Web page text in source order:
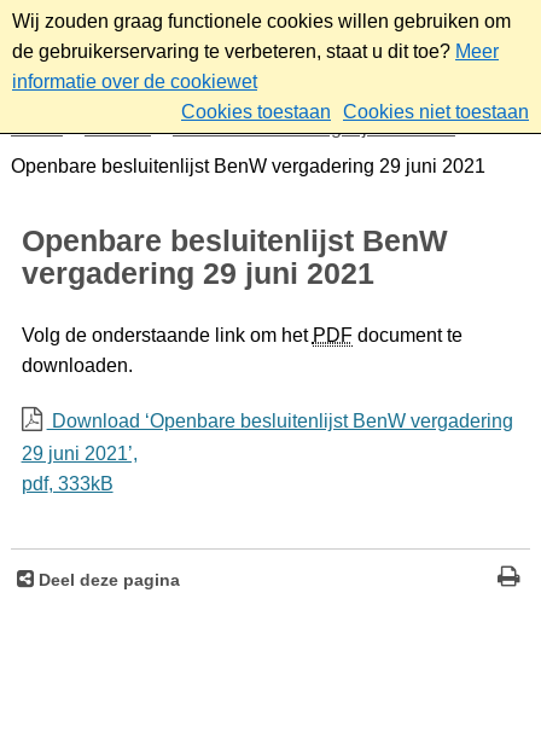
Wij zouden graag functionele cookies willen gebruiken om
de gebruikerservaring te verbeteren, staat u dit toe? Meer
informatie over de cookiewet
Cookies toestaan
Cookies niet toestaan
Gemeenteraad/Dagelijks bestuur
Openbare besluitenlijst BenW vergadering 29 juni 2021
Openbare besluitenlijst BenW
vergadering 29 juni 2021
Volg de onderstaande link om het PDFdocument te
downloaden.
Download ‘Openbare besluitenlijst BenW vergadering
29 juni 2021’,
pdf, 333kB
Deel deze pagina